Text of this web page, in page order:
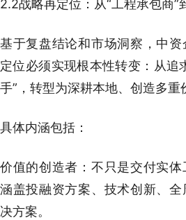
2.2战略再定位：从“工程承包商”
基于复盘结论和市场洞察，中
定位必须实现根本性转变：从追
手”，转型为深耕本地、创造多重
具体内涵包括：
价值的创造者：不只是交付实
涵盖投融资方案、技术创新、
决方案。